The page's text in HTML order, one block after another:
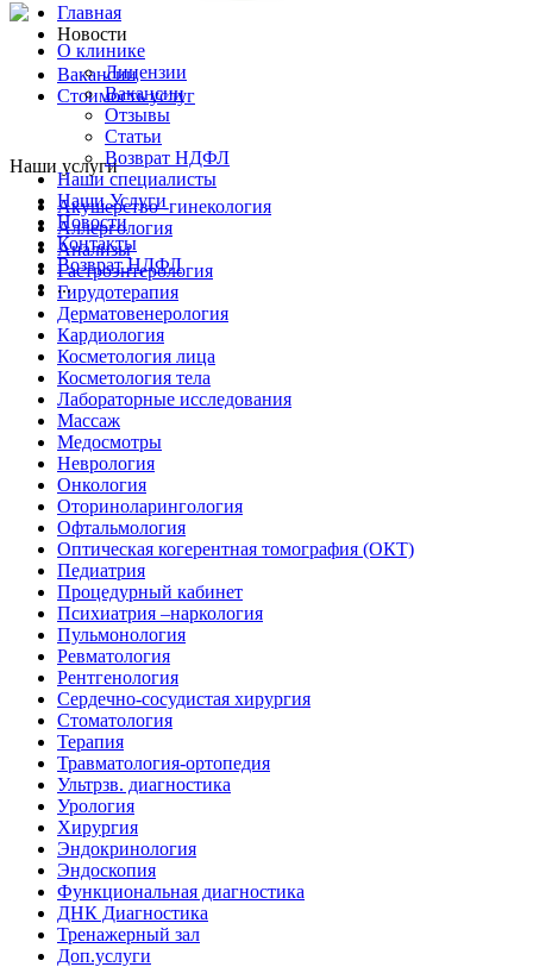
О клинике
Лицензии
Вакансии
Отзывы
Статьи
Возврат НДФЛ
Наши специалисты
Наши Услуги
Новости
Контакты
Возврат НДФЛ
...
Главная
Новости
Вакансии
Стоимость услуг
Наши услуги
Акушерство -гинекология
Аллергология
Анализы
Гастроэнтерология
Гирудотерапия
Дерматовенерология
Кардиология
Косметология лица
Косметология тела
Лабораторные исследования
Массаж
Медосмотры
Неврология
Онкология
Оториноларингология
Офтальмология
Оптическая когерентная томография (ОКТ)
Педиатрия
Процедурный кабинет
Психиатрия –наркология
Пульмонология
Ревматология
Рентгенология
Сердечно-сосудистая хирургия
Стоматология
Терапия
Травматология-ортопедия
Ультрзв. диагностика
Урология
Хирургия
Эндокринология
Эндоскопия
Функциональная диагностика
ДНК Диагностика
Тренажерный зал
Доп.услуги